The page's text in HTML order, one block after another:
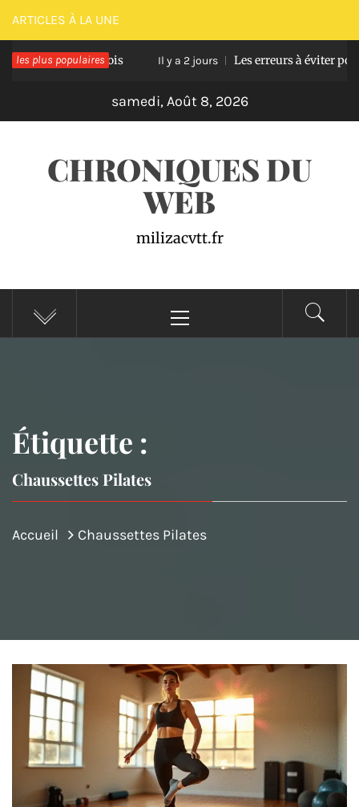
Passer
au
contenu
ARTICLES À LA UNE
les plus populaires
terrasse en bois Il y a 2 jours Les erreurs à éviter pour
samedi, Août 8, 2026
CHRONIQUES DU
WEB
milizacvtt.fr
principal
Étiquette :
Chaussettes Pilates
Accueil Chaussettes Pilates